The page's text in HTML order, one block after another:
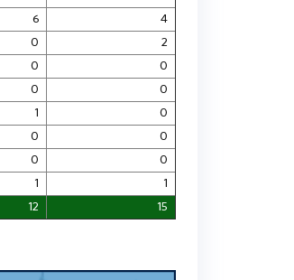
6
4
0
2
0
0
0
0
1
0
0
0
0
0
1
1
12 15